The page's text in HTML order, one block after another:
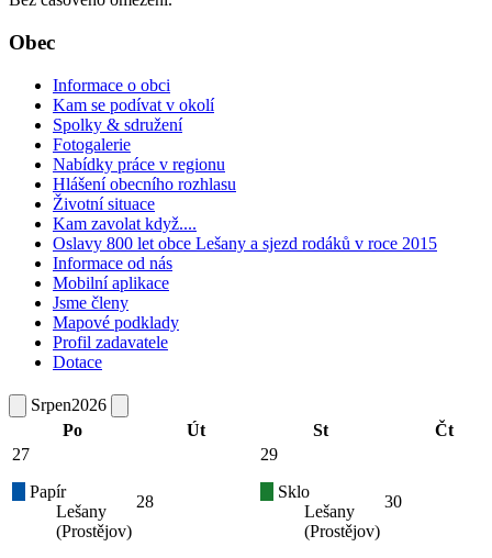
Obec
Informace o obci
Kam se podívat v okolí
Spolky & sdružení
Fotogalerie
Nabídky práce v regionu
Hlášení obecního rozhlasu
Životní situace
Kam zavolat když....
Oslavy 800 let obce Lešany a sjezd rodáků v roce 2015
Informace od nás
Mobilní aplikace
Jsme členy
Mapové podklady
Profil zadavatele
Dotace
Srpen2026
Po
Út St
Čt
27
Papír
Lešany
(Prostějov)
28
29
Sklo
Lešany
(Prostějov)
30